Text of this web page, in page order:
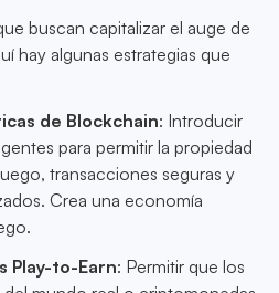
buscan capitalizar el auge de
hay algunas estrategias que
de Blockchain: Introducir
para permitir la propiedad
transacciones seguras y
Crea una economía
Play-to-Earn: Permitir que los